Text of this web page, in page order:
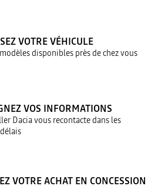
VOTRE VÉHICULE
disponibles près de chez vous
VOS INFORMATIONS
Dacia vous recontacte dans les
VOTRE ACHAT EN CONCESSION